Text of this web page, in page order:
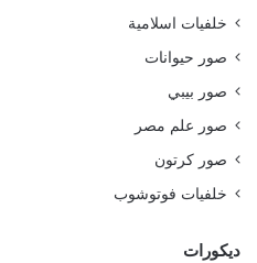
خلفيات اسلامية
صور حيوانات
صور بيبي
صور علم مصر
صور كرتون
خلفيات فوتوشوب
ديكورات